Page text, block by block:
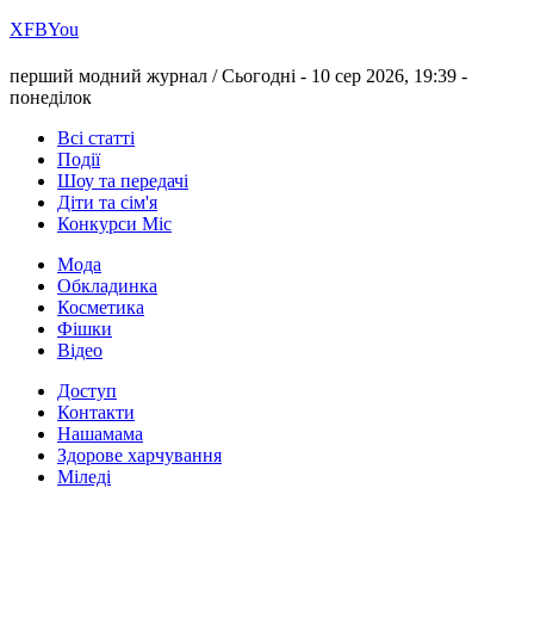
ХFBYou
перший модний журнал /Сьогодні - 10 сер 2026, 19:39 -
понеділок
Всі статті
Події
Шоу та передачі
Діти та сім'я
Конкурси Міс
Мода
Обкладинка
Косметика
Фішки
Відео
Доступ
Контакти
Нашамама
Здорове харчування
Міледі